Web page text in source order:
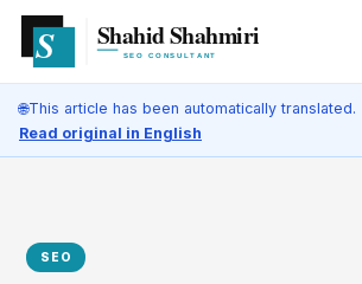
🌐This article has been automatically translated.
Read original in English
SEO